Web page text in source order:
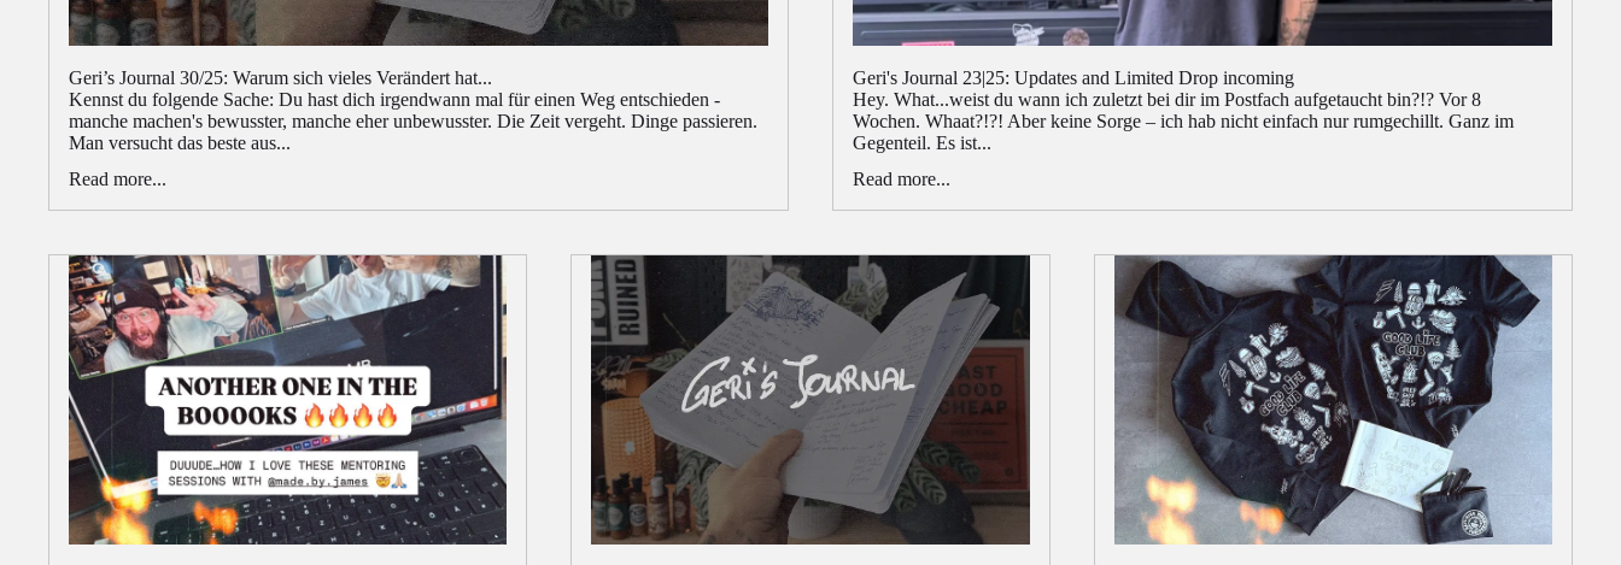
Geri’s Journal 30/25: Warum sich vieles Verändert hat...
Kennst du folgende Sache: Du hast dich irgendwann mal für einen Weg entschieden -
manche machen's bewusster, manche eher unbewusster. Die Zeit vergeht. Dinge passieren.
Man versucht das beste aus...
Read more...
Geri's Journal 23|25: Updates and Limited Drop incoming
Hey. What...weist du wann ich zuletzt bei dir im Postfach aufgetaucht bin?!? Vor 8
Wochen. Whaat?!?! Aber keine Sorge – ich hab nicht einfach nur rumgechillt. Ganz im
Gegenteil. Es ist...
Read more...